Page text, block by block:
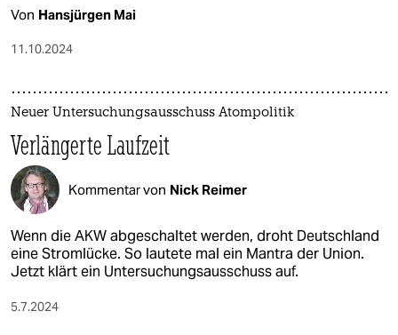
Von Hansjürgen Mai
11.10.2024
Neuer Untersuchungsausschuss Atompolitik
Verlängerte Laufzeit
Kommentar von Nick Reimer
Wenn die AKW abgeschaltet werden, droht Deutschland
eine Stromlücke. So lautete mal ein Mantra der Union.
Jetzt klärt ein Untersuchungsausschuss auf.
5.7.2024